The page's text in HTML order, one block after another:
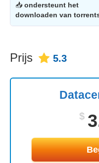
📥 ondersteunt het
downloaden van
Prijs 5.3
$